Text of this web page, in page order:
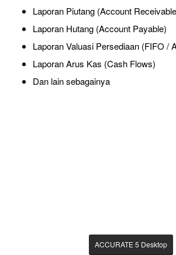
Laporan Piutang (Account
Laporan Hutang (Account Payable)
Laporan Valuasi Persediaan (FIFO /
Laporan Arus Kas (Cash Flows)
Dan lain sebagainya
ACCURATE 5 Desktop